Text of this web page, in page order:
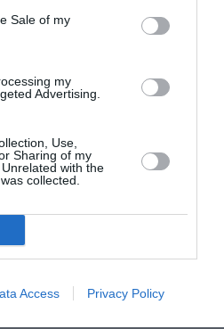
Sale of my
my
Advertising.
Use,
Sharing of my
with the
collected.
Access Privacy Policy
παράσταση): 10 €
Ομαδικό: 10 €
*
την ημέρα)
που εμπίπτουν στο
υπέγραψε το ΚΘΒΕ με το
ΑΓΡΟΤΙΚΗΣ ΕΣΤΙΑΣ